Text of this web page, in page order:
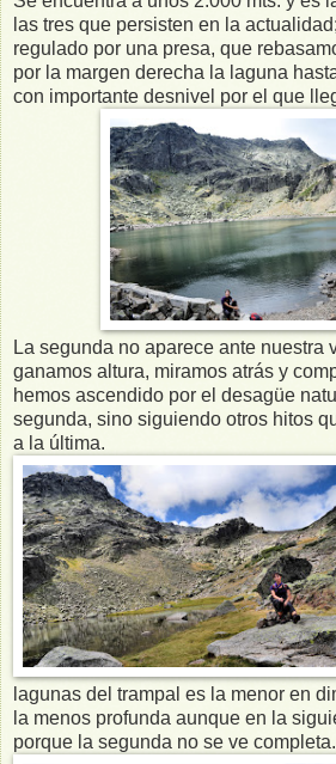
las tres que persisten en la
regulado por una presa, que
por la margen derecha la laguna
con importante desnivel por el que
La segunda no aparece ante nuestra
ganamos altura, miramos atrás y
hemos ascendido por el desagüe
segunda, sino siguiendo otros hitos
a la última.
lagunas del trampal es la menor en
la menos profunda aunque en la
porque la segunda no se ve completa.